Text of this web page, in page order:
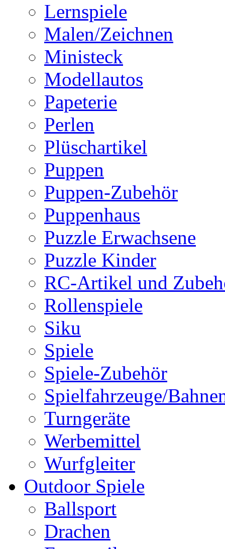
Lernspiele
Malen/Zeichnen
Ministeck
Modellautos
Papeterie
Perlen
Plüschartikel
Puppen
Puppen-Zubehör
Puppenhaus
Puzzle Erwachsene
Puzzle Kinder
RC-Artikel und
Rollenspiele
Siku
Spiele
Spiele-Zubehör
Spielfahrzeuge/
Turngeräte
Werbemittel
Wurfgleiter
Outdoor Spiele
Ballsport
Drachen